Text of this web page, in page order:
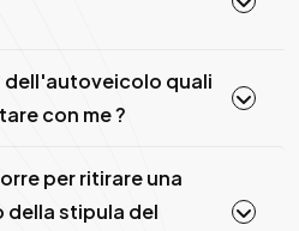
dell'autoveicolo quali
con me ?
per ritirare una
della stipula del